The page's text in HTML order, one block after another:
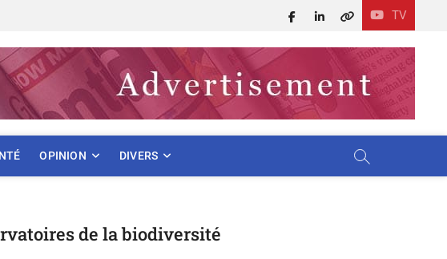
TV
Facebook
LinkedIn
X
OPINION DIVERS
de la biodiversité